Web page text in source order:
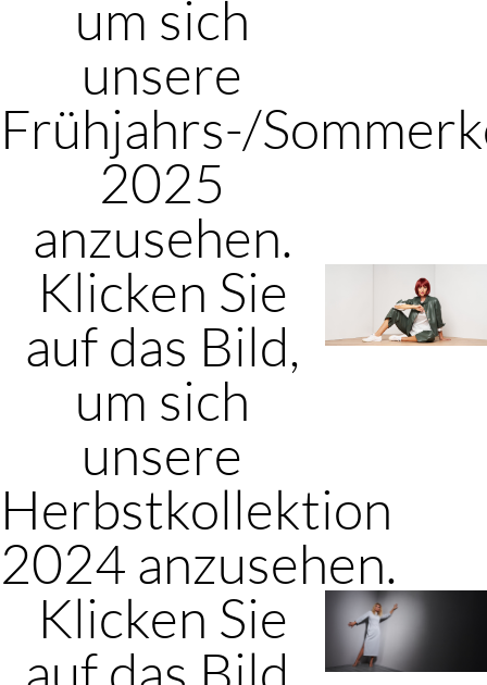
um sich
unsere
Frühjahrs-/
2025
anzusehen.
Klicken Sie
auf das Bild,
um sich
unsere
Herbstkollektion
2024 anzusehen.
Klicken Sie
auf das Bild,